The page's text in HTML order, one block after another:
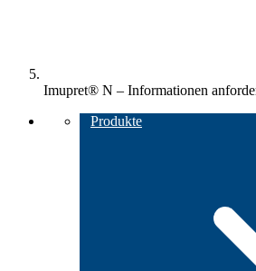
Imupret® N – Informationen
Produkte